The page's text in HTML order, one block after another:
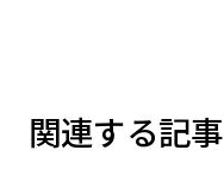
関連する記事